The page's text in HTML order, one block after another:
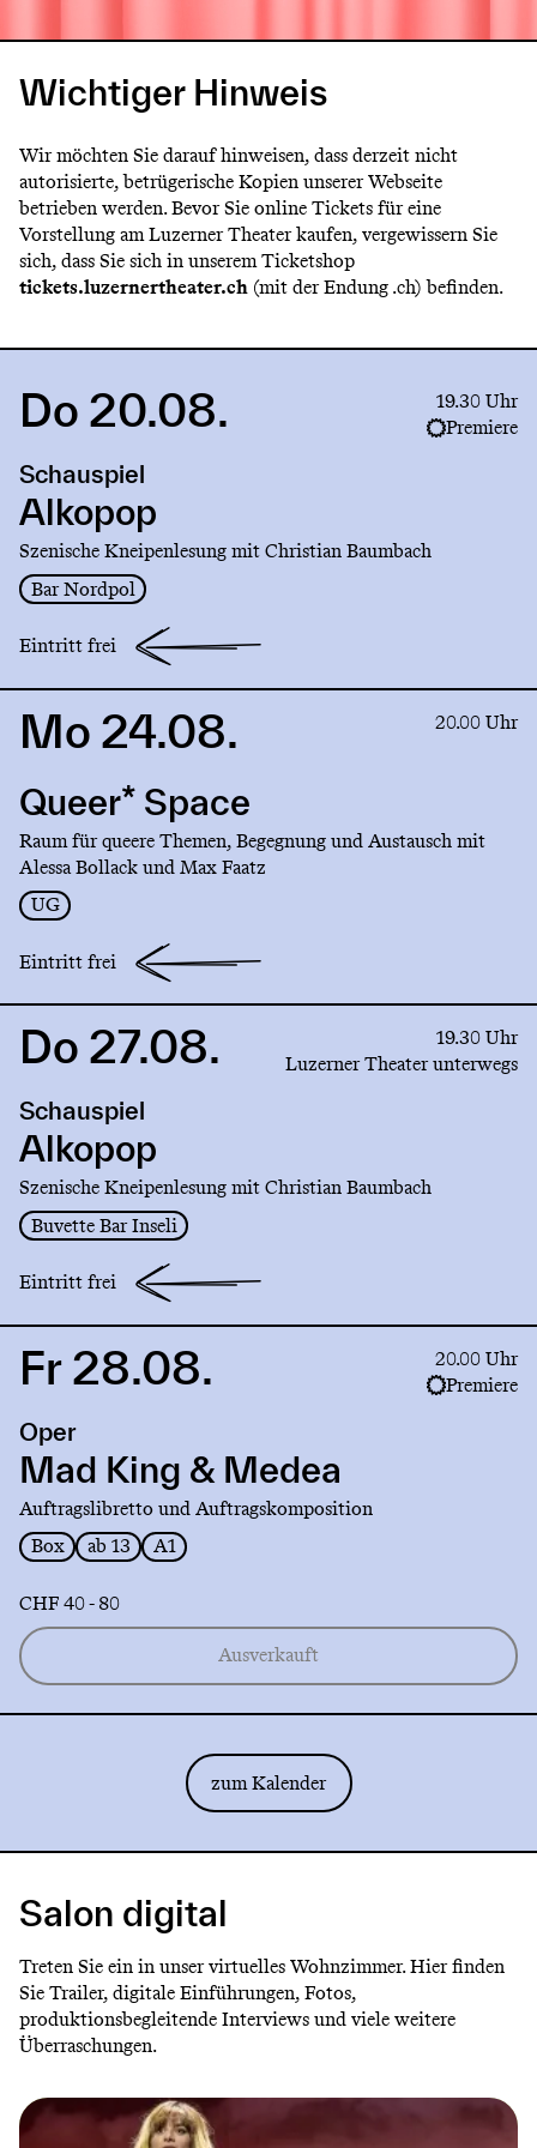
Wichtiger Hinweis
Wir möchten Sie darauf hinweisen, dass derzeit nicht
autorisierte, betrügerische Kopien unserer Webseite
betrieben werden. Bevor Sie online Tickets für eine
Vorstellung am Luzerner Theater kaufen, vergewissern Sie
sich, dass Sie sich in unserem Ticketshop
tickets.luzernertheater.ch (mit der Endung .ch) befinden.
Link
Alkopop
Do 20.08.
19.30 Uhr
Premiere
Schauspiel
Alkopop
Szenische Kneipenlesung mit Christian Baumbach
Bar Nordpol
Eintritt frei
Link
Queer*
Mo 24.08. 20.00 Uhr
Queer* Space
Raum für queere Themen, Begegnung und Austausch mit
Alessa Bollack und Max Faatz
UG
Eintritt frei
Link
Alkopop
Do 27.08.
19.30 Uhr
Luzerner Theater unterwegs
Schauspiel
Alkopop
Szenische Kneipenlesung mit Christian Baumbach
Buvette Bar Inseli
Eintritt frei
Link
Mad
King
Medea
Fr 28.08.
20.00 Uhr
Premiere
Oper
Mad King & Medea
Auftragslibretto und Auftragskomposition
Box
ab 13 A1
CHF 40 - 80
Ausverkauft
zum Kalender
Salon digital
Treten Sie ein in unser virtuelles Wohnzimmer. Hier finden
Sie Trailer, digitale Einführungen, Fotos,
produktionsbegleitende Interviews und viele weitere
Überraschungen.